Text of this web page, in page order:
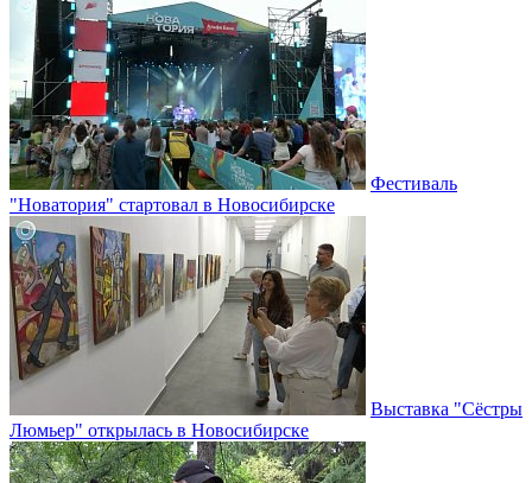
Фестиваль
"Новатория" стартовал в Новосибирске
Выставка "Сёстры
Люмьер" открылась в Новосибирске